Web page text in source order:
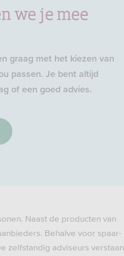
we je mee
graag met het kiezen van
passen. Je bent altijd
of een goed advies.
Naast de producten van
Behalve voor spaar-
zelfstandig adviseurs verstaan